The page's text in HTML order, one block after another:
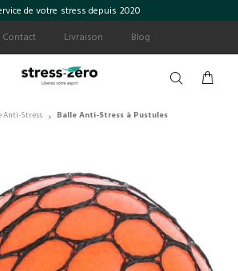
de votre stress depuis 2020
Contact Livraison Blog
Anti-Stress › Balle Anti-Stress à Pustules